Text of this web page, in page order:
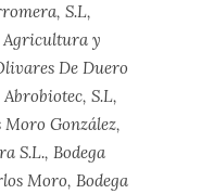
S.L,
Agricultura y
De Duero
Abrobiotec, S.L,
González,
S.L., Bodega
Moro, Bodega